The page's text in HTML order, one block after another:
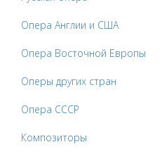
Опера Англии и США
Опера Восточной Европы
Оперы других стран
Опера СССР
Композиторы